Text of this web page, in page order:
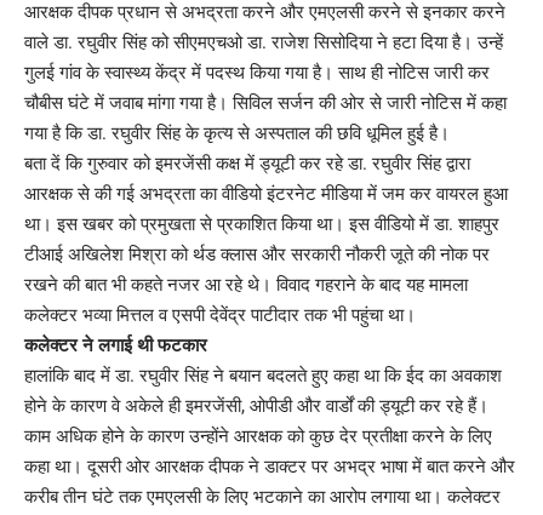
आरक्षक दीपक प्रधान से अभद्रता करने और एमएलसी करने से इनकार करने
वाले डा. रघुवीर सिंह को सीएमएचओ डा. राजेश सिसोदिया ने हटा दिया है। उन्हें
गुलई गांव के स्वास्थ्य केंद्र में पदस्थ किया गया है। साथ ही नोटिस जारी कर
चौबीस घंटे में जवाब मांगा गया है। सिविल सर्जन की ओर से जारी नोटिस में कहा
गया है कि डा. रघुवीर सिंह के कृत्य से अस्पताल की छवि धूमिल हुई है।
बता दें कि गुरुवार को इमरजेंसी कक्ष में ड्यूटी कर रहे डा. रघुवीर सिंह द्वारा
आरक्षक से की गई अभद्रता का वीडियो इंटरनेट मीडिया में जम कर वायरल हुआ
था। इस खबर को प्रमुखता से प्रकाशित किया था। इस वीडियो में डा. शाहपुर
टीआई अखिलेश मिश्रा को र्थड क्लास और सरकारी नौकरी जूते की नोक पर
रखने की बात भी कहते नजर आ रहे थे। विवाद गहराने के बाद यह मामला
कलेक्टर भव्या मित्तल व एसपी देवेंद्र पाटीदार तक भी पहुंचा था।
कलेक्टर ने लगाई थी फटकार
हालांकि बाद में डा. रघुवीर सिंह ने बयान बदलते हुए कहा था कि ईद का अवकाश
होने के कारण वे अकेले ही इमरजेंसी, ओपीडी और वार्डों की ड्यूटी कर रहे हैं।
काम अधिक होने के कारण उन्होंने आरक्षक को कुछ देर प्रतीक्षा करने के लिए
कहा था। दूसरी ओर आरक्षक दीपक ने डाक्टर पर अभद्र भाषा में बात करने और
करीब तीन घंटे तक एमएलसी के लिए भटकाने का आरोप लगाया था। कलेक्टर